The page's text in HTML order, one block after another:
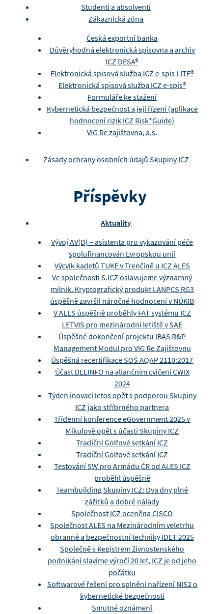
Studenti a absolventi
Zákaznická zóna
Česká exportní banka
Důvěryhodná elektronická spisovna a archiv
ICZ DESA®
Elektronická spisová služba ICZ e-spis LITE®
Elektronická spisová služba ICZ e-spis®
Formuláře ke stažení
Kybernetická bezpečnost a její řízení (aplikace
hodnocení rizik ICZ Risk*Guide)
VIG Re zajišťovna, a.s.
Zásady ochrany osobních údajů Skupiny ICZ
Příspěvky
Aktuality
Vývoj AV(D) – asistenta pro vykazování péče
spolufinancován Evropskou unií
Výcvik kadetů TUKE v Trenčíně u ICZ ALES
Ve společnosti S.ICZ oslavujeme významný
milník. Kryptografický produkt LANPCS RG3
úspěšně završil náročné hodnocení v NÚKIB
V ALES úspěšně proběhly FAT systému ICZ
LETVIS pro mezinárodní letiště v SAE
Úspěšné dokončení projektu IBAS R&P
Management Modul pro VIG Re Zajišťovnu
Úspěšná recertifikace SOŠ AQAP 2110:2017
Účast DELINFO na aliančním cvičení CWIX
2024
Týden inovací letos opět s podporou Skupiny
ICZ jako stříbrného partnera
Třídenní konference eGovernment 2025 v
Mikulově opět s účastí Skupiny ICZ
Tradiční Golfové setkání ICZ
Tradiční Golfové setkání ICZ
Testování SW pro Armádu ČR od ALES ICZ
proběhl úspěšně
Teambuilding Skupiny ICZ: Dva dny plné
zážitků a dobré nálady
Společnost ICZ oceněna CISCO
Společnost ALES na Mezinárodním veletrhu
obranné a bezpečnostní techniky IDET 2025
Společně s Registrem živnostenského
podnikání slavíme výročí 20 let, ICZ je od jeho
počátku
Softwarové řešení pro splnění nařízení NIS2 o
kybernetické bezpečnosti
Smutné oznámení